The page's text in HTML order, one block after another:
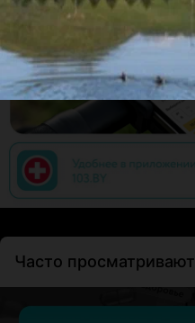
Часто просматривают